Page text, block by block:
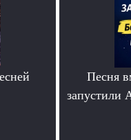
Песня
запустили